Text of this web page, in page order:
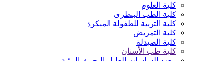
كلية العلوم
كلية الطب البيطرى
كلية التربية للطفولة المبكرة
كلية التمريض
كلية الصيدلة
كلية طب الأسنان